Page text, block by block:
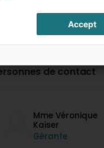
de contact
Mme Véronique
Kaiser
Gérante
Accept